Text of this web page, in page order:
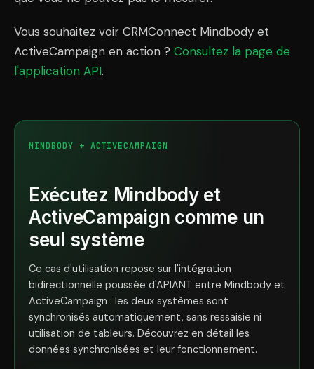
Vous souhaitez voir CRMConnect Mindbody et
ActiveCampaign en action ? Consultez la page de
l'application API.
MINDBODY + ACTIVECAMPAIGN
Exécutez Mindbody et
ActiveCampaign comme un
seul système
Ce cas d'utilisation repose sur l'intégration
bidirectionnelle poussée d'APIANT entre Mindbody et
ActiveCampaign : les deux systèmes sont
synchronisés automatiquement, sans ressaisie ni
utilisation de tableurs. Découvrez en détail les
données synchronisées et leur fonctionnement.